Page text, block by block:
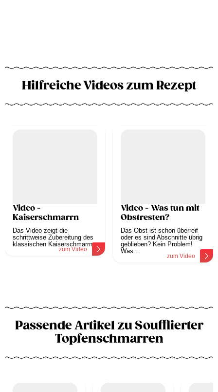
Hilfreiche Videos zum Rezept
Video -
Kaiserschmarrn
Das Video zeigt die
schrittweise Zubereitung des
klassischen Kaiserschmarrn.
zum Video
Video - Was tun mit
Obstresten?
Das Obst ist schon überreif
oder es sind Abschnitte übrig
geblieben? Kein Problem!
Was...
zum Video
Passende Artikel zu Soufflierter
Topfenschmarren